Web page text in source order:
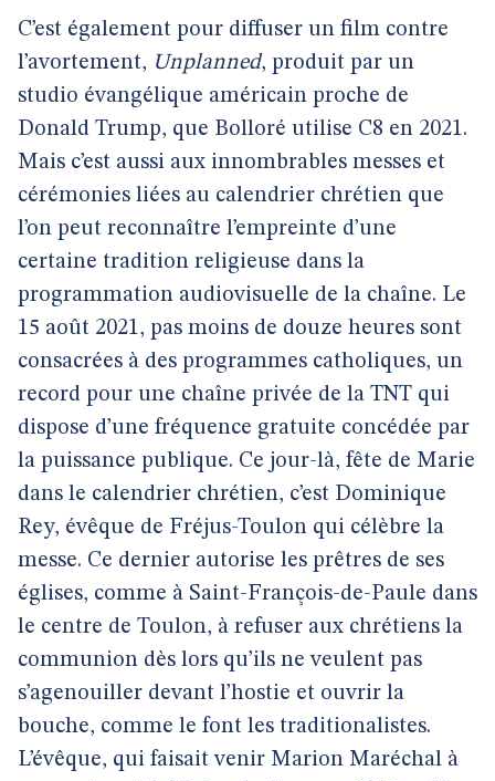
C’est également pour diffuser un film contre
l’avortement, Unplanned, produit par un
studio évangélique américain proche de
Donald Trump, que Bolloré utilise C8 en 2021.
Mais c’est aussi aux innombrables messes et
cérémonies liées au calendrier chrétien que
l’on peut reconnaître l’empreinte d’une
certaine tradition religieuse dans la
programmation audiovisuelle de la chaîne. Le
15 août 2021, pas moins de douze heures sont
consacrées à des programmes catholiques, un
record pour une chaîne privée de la TNT qui
dispose d’une fréquence gratuite concédée par
la puissance publique. Ce jour-là, fête de Marie
dans le calendrier chrétien, c’est Dominique
Rey, évêque de Fréjus-Toulon qui célèbre la
messe. Ce dernier autorise les prêtres de ses
églises, comme à Saint-François-de-Paule dans
le centre de Toulon, à refuser aux chrétiens la
communion dès lors qu’ils ne veulent pas
s’agenouiller devant l’hostie et ouvrir la
bouche, comme le font les traditionalistes.
L’évêque, qui faisait venir Marion Maréchal à